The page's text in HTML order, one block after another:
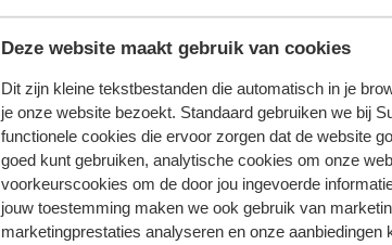
Deze website maakt gebruik van cookies
Dit zijn kleine tekstbestanden die automatisch in je
je onze website bezoekt. Standaard gebruiken we bij
functionele cookies die ervoor zorgen dat de website
goed kunt gebruiken, analytische cookies om onze
voorkeurscookies om de door jou ingevoerde
jouw toestemming maken we ook gebruik van
marketingprestaties analyseren en onze aanbiedingen